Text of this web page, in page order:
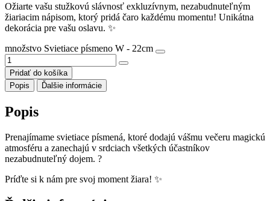
Ožiarte vašu stužkovú slávnosť exkluzívnym, nezabudnuteľným
žiariacim nápisom, ktorý pridá čaro každému momentu! Unikátna
dekorácia pre vašu oslavu. ✨
množstvo Svietiace písmeno W - 22cm
Pridať do košíka
Popis
Ďalšie informácie
Popis
Prenajímame svietiace písmená, ktoré dodajú vášmu večeru magickú
atmosféru a zanechajú v srdciach všetkých účastníkov
nezabudnuteľný dojem. ?
Príďte si k nám pre svoj moment žiara! ✨